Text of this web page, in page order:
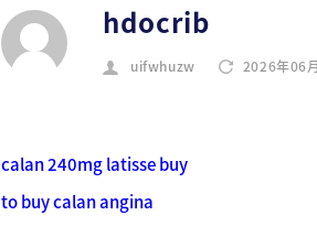
hdocrib
uifwhuzw 2026年06
calan 240mg latisse buy
to buy calan angina